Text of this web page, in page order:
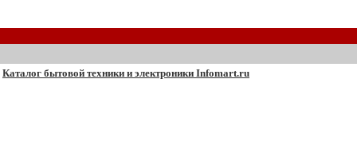
Каталог бытовой техники и электроники Infomart.ru